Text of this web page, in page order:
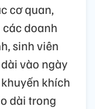
cơ quan,
doanh
sinh viên
vào ngày
khích
dài trong